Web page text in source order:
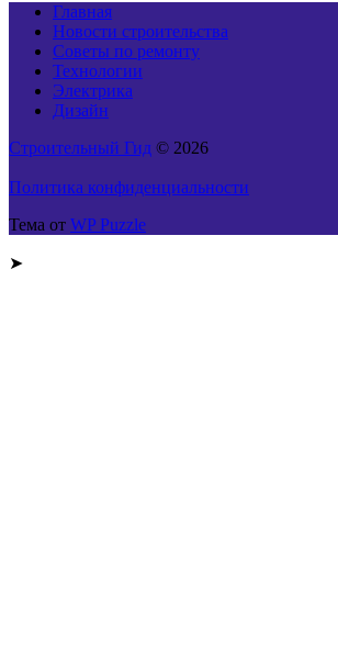
Главная
Новости строительства
Советы по ремонту
Технологии
Электрика
Дизайн
Строительный Гид © 2026
Политика конфиденциальности
Тема от WP Puzzle
➤